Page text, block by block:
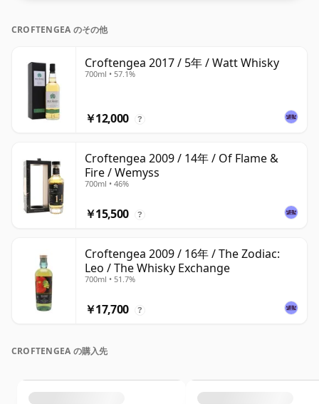
CROFTENGEA のその他
Croftengea 2017 / 5年 / Watt Whisky
700ml • 57.1%
￥12,000 ?
Croftengea 2009 / 14年 / Of Flame &
Fire / Wemyss
700ml • 46%
￥15,500 ?
Croftengea 2009 / 16年 / The Zodiac:
Leo / The Whisky Exchange
700ml • 51.7%
￥17,700 ?
CROFTENGEA の購入先